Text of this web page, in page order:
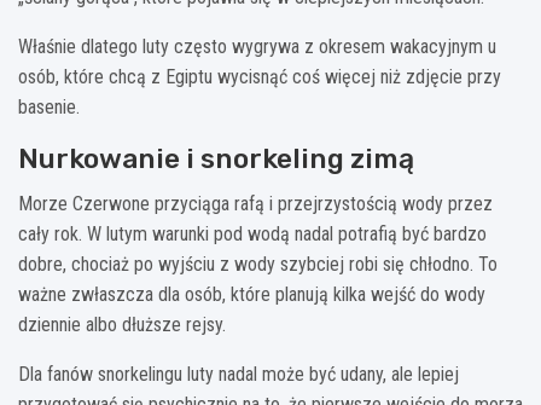
Właśnie dlatego luty często wygrywa z okresem wakacyjnym u
osób, które chcą z Egiptu wycisnąć coś więcej niż zdjęcie przy
basenie.
Nurkowanie i snorkeling zimą
Morze Czerwone przyciąga rafą i przejrzystością wody przez
cały rok. W lutym warunki pod wodą nadal potrafią być bardzo
dobre, chociaż po wyjściu z wody szybciej robi się chłodno. To
ważne zwłaszcza dla osób, które planują kilka wejść do wody
dziennie albo dłuższe rejsy.
Dla fanów snorkelingu luty nadal może być udany, ale lepiej